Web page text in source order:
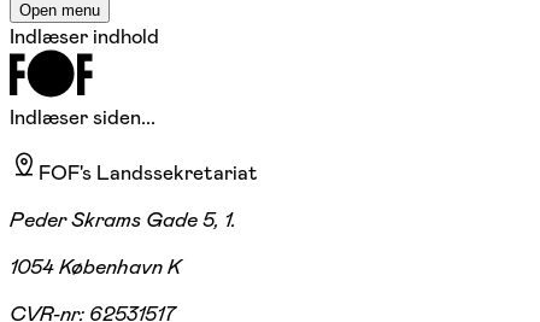
Open menu
Indlæser indhold
Indlæser siden...
FOF's Landssekretariat
Peder Skrams Gade 5, 1.
1054 København K
CVR-nr: 62531517